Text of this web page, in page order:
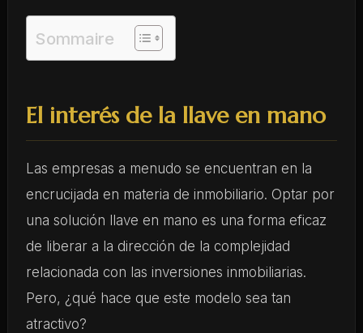
Sommaire
El interés de la llave en mano
Las empresas a menudo se encuentran en la
encrucijada en materia de inmobiliario. Optar por
una solución llave en mano es una forma eficaz
de liberar a la dirección de la complejidad
relacionada con las inversiones inmobiliarias.
Pero, ¿qué hace que este modelo sea tan
atractivo?